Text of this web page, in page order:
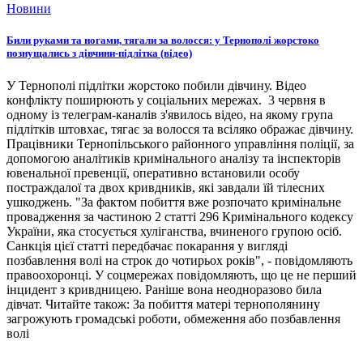
Новини
Били руками та ногами, тягали за волосся: у Тернополі жорстоко
познущались з дівчини-підлітка (відео)
У Тернополі підлітки жорстоко побили дівчину. Відео
конфлікту поширюють у соціальних мережах. 3 червня в
одному із телеграм-каналів з'явилось відео, на якому група
підлітків штовхає, тягає за волосся та всіляко ображає дівчину.
Працівники Тернопільського районного управління поліції, за
допомогою аналітиків кримінального аналізу та інспекторів
ювенальної превенції, оперативно встановили особу
постраждалої та двох кривдників, які завдали їй тілесних
ушкоджень. "За фактом побиття вже розпочато кримінальне
провадження за частиною 2 статті 296 Кримінального кодексу
України, яка стосується хуліганства, вчиненого групою осіб.
Санкція цієї статті передбачає покарання у вигляді
позбавлення волі на строк до чотирьох років", - повідомляють
правоохоронці. У соцмережах повідомляють, що це не перший
інцидент з кривдницею. Раніше вона неодноразово била
дівчат. Читайте також: За побиття матері тернополянину
загрожують громадські роботи, обмеження або позбавлення
волі